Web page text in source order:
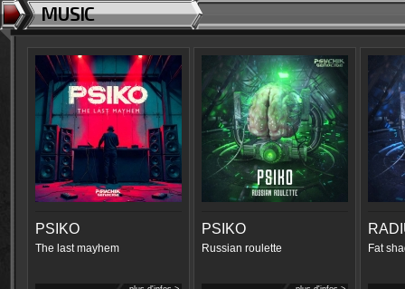
MUSIC
PSIKO
The last mayhem
PSIKO
Russian roulette Fat